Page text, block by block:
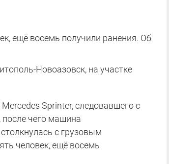
ещё восемь получили ранения. Об
Новоазовск, на участке
Sprinter, следовавшего с
чего машина
с грузовым
человек, ещё восемь